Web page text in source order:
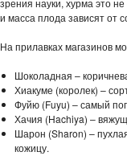
зрения науки, хурма это
и масса плода зависят от
На прилавках магазинов
Шоколадная –
Хиакуме (королек) –
Фуйю (Fuyu) – самый
Хачия (Hachiya) –
Шарон (Sharon) –
кожицу.